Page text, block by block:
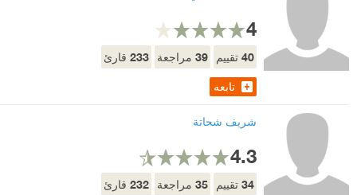
4
40تقييم 39مراجعة 233قارئ
تابعه
شريف شحاتة
4.3
34تقييم 35مراجعة 232قارئ